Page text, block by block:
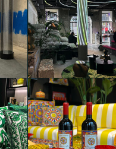
Lynk & Co presenta
"LYNES MILAN"
Isabella Erika
Schmalzbauer
Lynk & Co presenta
"LYNES MILAN"
Isabella Erika